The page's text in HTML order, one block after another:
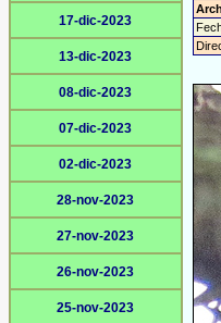
17-dic-2023
13-dic-2023
08-dic-2023
07-dic-2023
02-dic-2023
28-nov-2023
27-nov-2023
26-nov-2023
25-nov-2023